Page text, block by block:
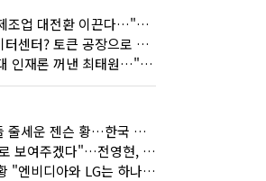
AI로 제조업 대전환 이끈다…"2030년까지 민관합동 20조 투자"
②데이터센터? 토큰 공장으로 변신
AI 시대 인재론 꺼낸 최태원…"협업이 경쟁력"
총수들 줄세운 젠슨 황…한국 산업계 새판 짰다
"결과로 보여주겠다"…전영현, 젠슨 황과 HBM5 논의
젠슨 황 "엔비디아와 LG는 하나의 거대한 팀"